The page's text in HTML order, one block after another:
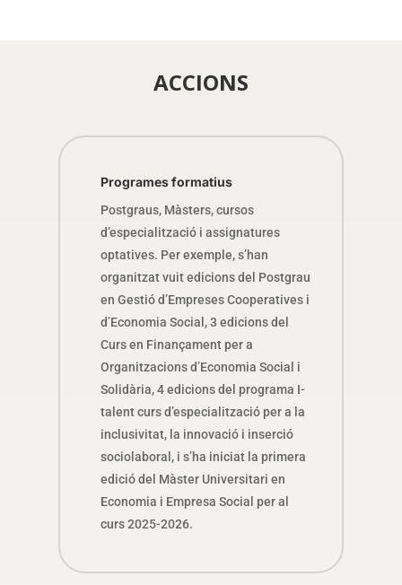
ACCIONS
Programes formatius
Postgraus, Màsters, cursos
d’especialització i assignatures
optatives. Per exemple, s’han
organitzat vuit edicions del Postgrau
en Gestió d’Empreses Cooperatives i
d’Economia Social, 3 edicions del
Curs en Finançament per a
Organitzacions d’Economia Social i
Solidària, 4 edicions del programa I-
talent curs d’especialització per a la
inclusivitat, la innovació i inserció
sociolaboral, i s’ha iniciat la primera
edició del Màster Universitari en
Economia i Empresa Social per al
curs 2025-2026.